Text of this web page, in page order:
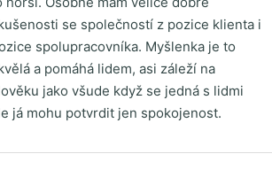
se společností z pozice klienta i
spolupracovníka. Myšlenka je to
a pomáhá lidem, asi záleží na
jako všude když se jedná s lidmi
já mohu potvrdit jen spokojenost.